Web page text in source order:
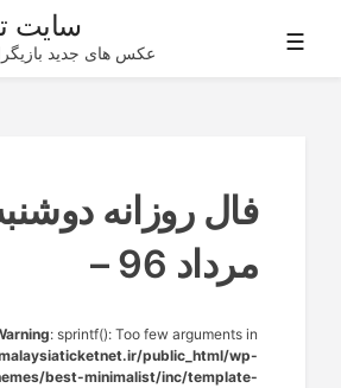
سایت
عکس های جدید ☰
مرداد 96 –
: sprintf(): Too few arguments in
public_html/wp-
best-minimalist/inc/template-